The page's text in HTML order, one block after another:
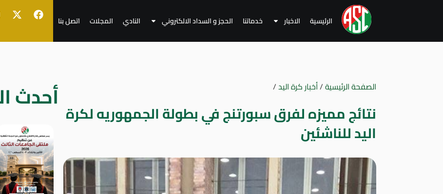
الرئيسية الاخبار خدماتنا الحجز و السداد الالكتروني النادي المجلات اتصل بنا
الصفحة الرئيسية/أخبار كرة اليد/
نتائج مميزه لفرق سبورتنج في بطولة الجمهوريه لكرة
اليد للناشئين
أحدث